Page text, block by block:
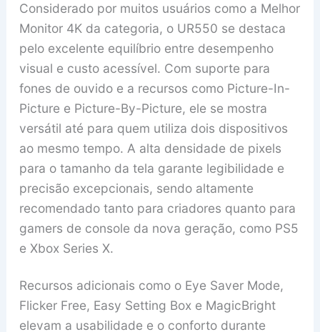
Considerado por muitos usuários como a Melhor
Monitor 4K da categoria, o UR550 se destaca
pelo excelente equilíbrio entre desempenho
visual e custo acessível. Com suporte para
fones de ouvido e a recursos como Picture-In-
Picture e Picture-By-Picture, ele se mostra
versátil até para quem utiliza dois dispositivos
ao mesmo tempo. A alta densidade de pixels
para o tamanho da tela garante legibilidade e
precisão excepcionais, sendo altamente
recomendado tanto para criadores quanto para
gamers de console da nova geração, como PS5
e Xbox Series X.
Recursos adicionais como o Eye Saver Mode,
Flicker Free, Easy Setting Box e MagicBright
elevam a usabilidade e o conforto durante